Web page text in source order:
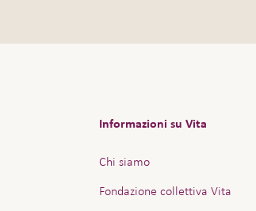
Informazioni su Vita
Chi siamo
Fondazione collettiva Vita